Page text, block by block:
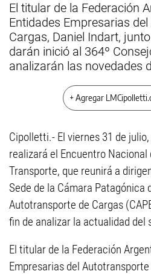
El titular de la Federación
Entidades Empresarias
Cargas, Daniel Indart,
darán inició al 364º
analizarán las novedades
+ Agregar
Cipolletti.- El viernes 31 de
realizará el Encuentro Nacional
Transporte, que reunirá a
Sede de la Cámara Patagónica
Autotransporte de Cargas
fin de analizar la actualidad del
El titular de la Federación
Empresarias del